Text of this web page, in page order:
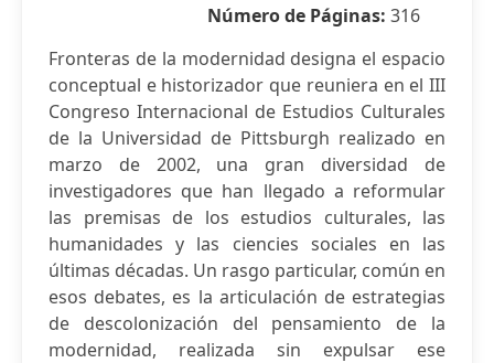
Número de Páginas: 316
Fronteras de la modernidad designa el espacio
conceptual e historizador que reuniera en el III
Congreso Internacional de Estudios Culturales
de la Universidad de Pittsburgh realizado en
marzo de 2002, una gran diversidad de
investigadores que han llegado a reformular
las premisas de los estudios culturales, las
humanidades y las ciencies sociales en las
últimas décadas. Un rasgo particular, común en
esos debates, es la articulación de estrategias
de descolonización del pensamiento de la
modernidad, realizada sin expulsar ese